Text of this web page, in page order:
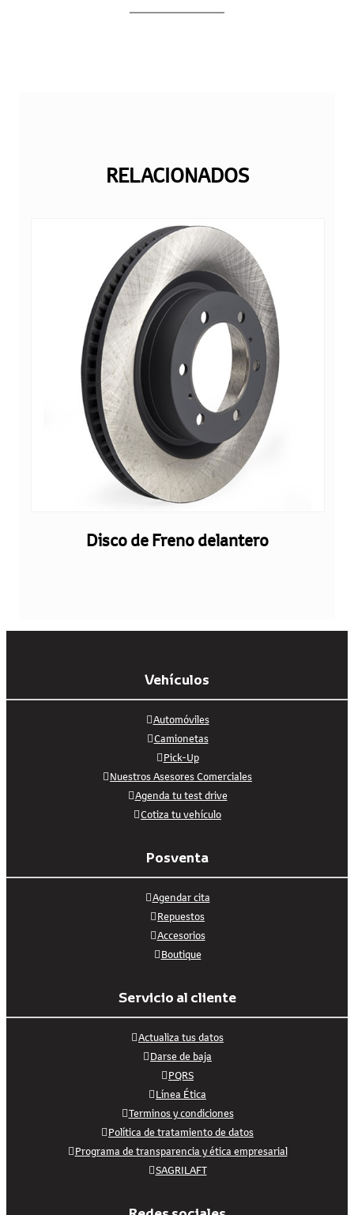
RELACIONADOS
Disco de Freno delantero
Vehículos
Automóviles
Camionetas
Pick-Up
Nuestros Asesores Comerciales
Agenda tu test drive
Cotiza tu vehículo
Posventa
Agendar cita
Repuestos
Accesorios
Boutique
Servicio al cliente
Actualiza tus datos
Darse de baja
PQRS
Línea Ética
Terminos y condiciones
Política de tratamiento de datos
Programa de transparencia y ética empresarial
SAGRILAFT